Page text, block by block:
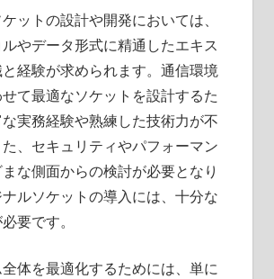
ットの設計や開発においては、
やデータ形式に精通したエキス
経験が求められます。通信環境
て最適なソケットを設計するた
実務経験や熟練した技術力が不
、セキュリティやパフォーマン
な側面からの検討が必要となり
ルソケットの導入には、十分な
要です。
体を最適化するためには、単に